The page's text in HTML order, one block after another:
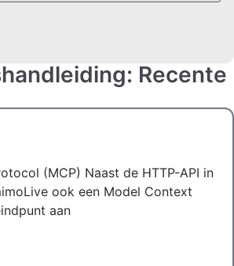
Recente
(MCP) Naast de HTTP-API in
ook een Model Context
aan